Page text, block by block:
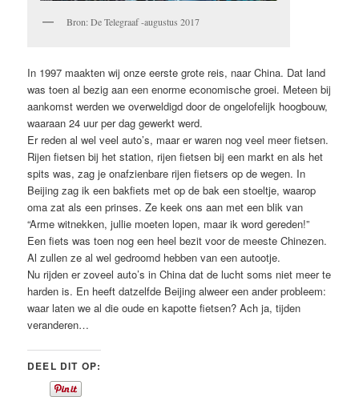
Bron: De Telegraaf -augustus 2017
In 1997 maakten wij onze eerste grote reis, naar China. Dat land
was toen al bezig aan een enorme economische groei. Meteen bij
aankomst werden we overweldigd door de ongelofelijk hoogbouw,
waaraan 24 uur per dag gewerkt werd.
Er reden al wel veel auto’s, maar er waren nog veel meer fietsen.
Rijen fietsen bij het station, rijen fietsen bij een markt en als het
spits was, zag je onafzienbare rijen fietsers op de wegen. In
Beijing zag ik een bakfiets met op de bak een stoeltje, waarop
oma zat als een prinses. Ze keek ons aan met een blik van
“Arme witnekken, jullie moeten lopen, maar ik word gereden!”
Een fiets was toen nog een heel bezit voor de meeste Chinezen.
Al zullen ze al wel gedroomd hebben van een autootje.
Nu rijden er zoveel auto’s in China dat de lucht soms niet meer te
harden is. En heeft datzelfde Beijing alweer een ander probleem:
waar laten we al die oude en kapotte fietsen? Ach ja, tijden
veranderen…
DEEL DIT OP: